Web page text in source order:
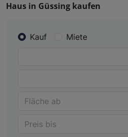
Haus in Güssing kaufen
Kauf Miete